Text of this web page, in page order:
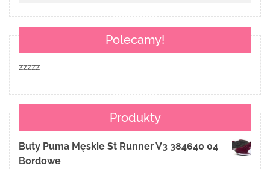
Polecamy!
zzzzz
Produkty
Buty Puma Męskie St Runner V3 384640 04
Bordowe